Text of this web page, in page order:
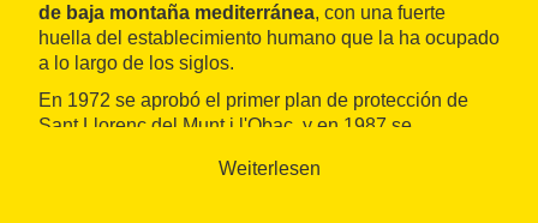
de baja montaña mediterránea, con una fuerte
huella del establecimiento humano que la ha ocupado
a lo largo de los siglos.
En 1972 se aprobó el primer plan de protección de
Sant Llorenç del Munt i l'Obac, y en 1987 se
, situadas principalmente en los
Weiterlesen